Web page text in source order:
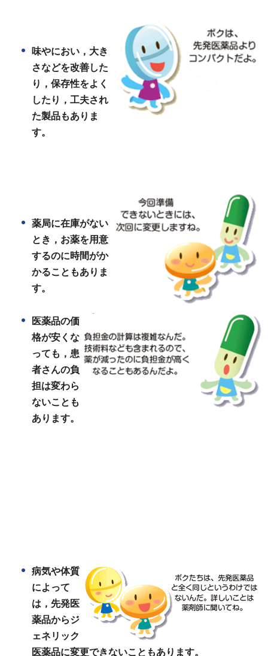
味やにおい，大き
さなどを改善した
り，保存性をよく
したり，工夫され
た製品もありま
す。
薬局に在庫がない
とき，お薬を用意
するのに時間がか
かることもありま
す。
医薬品の価
格が安くな
っても，患
者さんの負
担は変わら
ないことも
あります。
病気や体質
によって
は，先発医
薬品からジ
ェネ リック
医薬品に変更できないこともあります。